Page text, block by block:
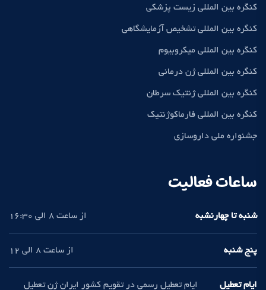
کنگره بین المللی زیست پزشکی
کنگره بین المللی تشخیص آزمایشگاهی
کنگره بین المللی میکروبیوم
کنگره بین المللی ژن درمانی
کنگره بین المللی ژنتیک سرطان
کنگره بین المللی فارماکوژنتیک
جشنواره ملی داروسازی
ساعات فعالیت
شنبه تا چهارنشبه از ساعت 8 الی 16:30
پنج شنبه از ساعت 8 الی 12
ایام تعطیل ایام تعطیل رسمی در تقویم کشور ایران ژن تعطیل